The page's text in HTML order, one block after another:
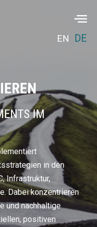
EN DE
IM
in den
Infrastruktur,
Dabei konzentrieren
und nachhaltige
positiven